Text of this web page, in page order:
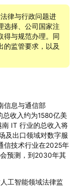
律与行政问题进
选择、公司国家注
得与规范办理。同
的监管要求，以及
信息与通信部
总收入约为1580亿美
IT 行业的总收入将
及出口领域对数字服
信技术行业在2025年
预测，到2030年其
工智能领域法律监